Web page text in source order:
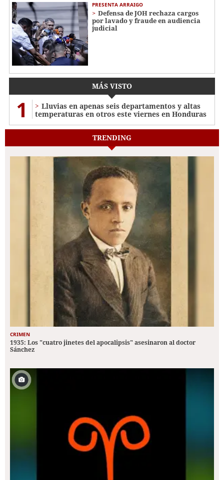
PRESENTA ARRAIGO
Defensa de JOH rechaza cargos
por lavado y fraude en audiencia
judicial
MÁS VISTO
1
Lluvias en apenas seis departamentos y altas
temperaturas en otros este viernes en Honduras
TRENDING
CRIMEN
1935: Los "cuatro jinetes del apocalipsis" asesinaron al doctor
Sánchez